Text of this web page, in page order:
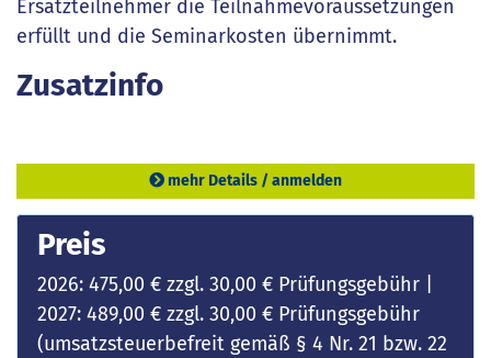
Ersatzteilnehmer die Teilnahmevoraussetzungen
erfüllt und die Seminarkosten übernimmt.
Zusatzinfo
mehr Details / anmelden
Preis
2026: 475,00 € zzgl. 30,00 € Prüfungsgebühr |
2027: 489,00 € zzgl. 30,00 € Prüfungsgebühr
(umsatzsteuerbefreit gemäß § 4 Nr. 21 bzw. 22